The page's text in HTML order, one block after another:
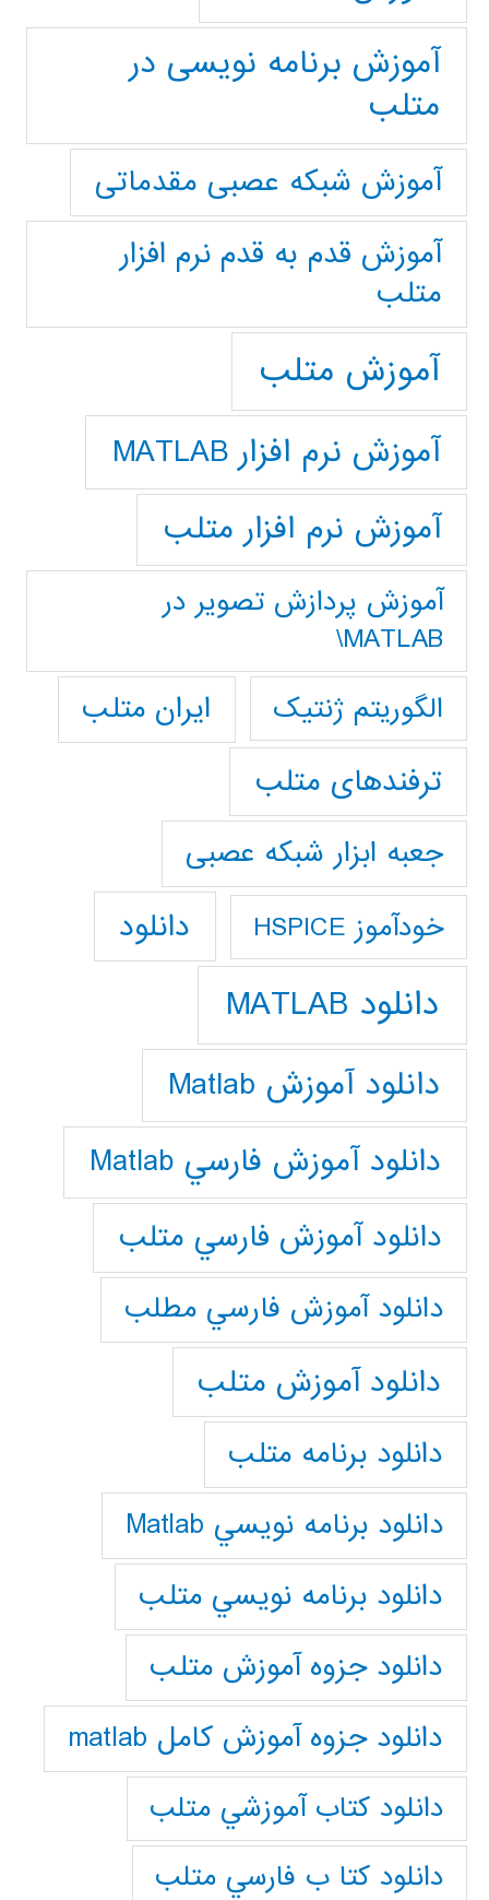
آموزش برنامه نویسی در
متلب
آموزش شبکه عصبی مقدماتی
آموزش قدم به قدم نرم افزار
متلب
آموزش متلب
آموزش نرم افزار MATLAB
آموزش نرم افزار متلب
آموزش پردازش تصوير در
MATLAB\
الگوریتم ژنتیک
ایران متلب
ترفندهای متلب
جعبه ابزار شبکه عصبی
خودآموز HSPICE دانلود
دانلود MATLAB
دانلود آموزش Matlab
دانلود آموزش فارسي Matlab
دانلود آموزش فارسي متلب
دانلود آموزش فارسي مطلب
دانلود آموزش متلب
دانلود برنامه متلب
دانلود برنامه نويسي Matlab
دانلود برنامه نويسي متلب
دانلود جزوه آموزش متلب
دانلود جزوه آموزش کامل matlab
دانلود كتاب آموزشي متلب
دانلود كتا ب فارسي متلب